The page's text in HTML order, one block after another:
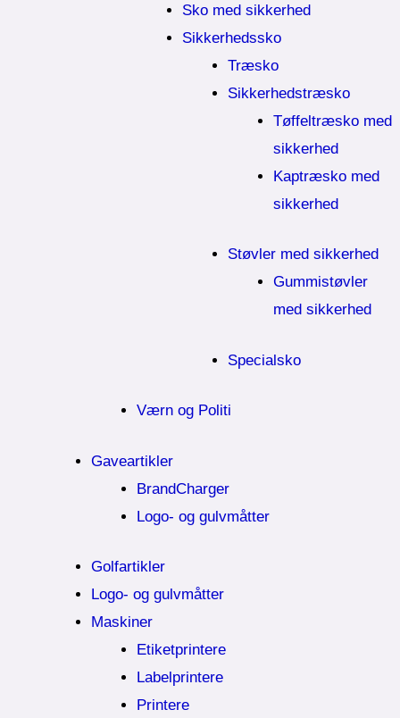
Sko med sikkerhed
Sikkerhedssko
Træsko
Sikkerhedstræsko
Tøffeltræsko med
sikkerhed
Kaptræsko med
sikkerhed
Støvler med sikkerhed
Gummistøvler
med sikkerhed
Specialsko
Værn og Politi
Gaveartikler
BrandCharger
Logo- og gulvmåtter
Golfartikler
Logo- og gulvmåtter
Maskiner
Etiketprintere
Labelprintere
Printere